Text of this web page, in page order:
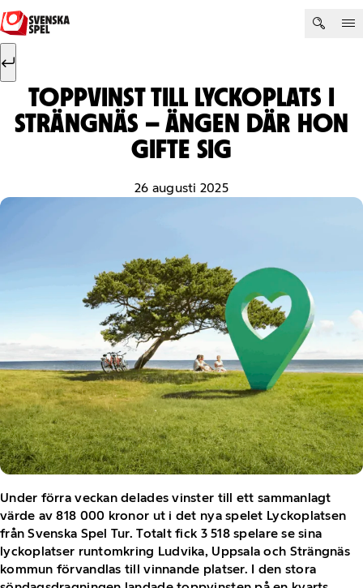
Hoppa till innehåll
Sök efter:
TOPPVINST TILL LYCKOPLATS I
STRÄNGNÄS – ÄNGEN DÄR HON
GIFTE SIG
26 augusti 2025
Under förra veckan delades vinster till ett sammanlagt
värde av 818 000 kronor ut i det nya spelet Lyckoplatsen
från Svenska Spel Tur. Totalt fick 3 518 spelare se sina
lyckoplatser runtomkring Ludvika, Uppsala och Strängnäs
kommun förvandlas till vinnande platser. I den stora